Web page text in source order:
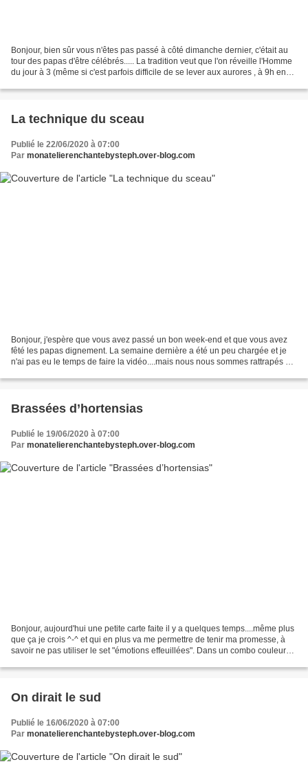
Bonjour, bien sûr vous n'êtes pas passé à côté dimanche dernier, c'était au
tour des papas d'être célébrés..... La tradition veut que l'on réveille l'Homme
du jour à 3 (même si c'est parfois difficile de se lever aux aurores , à 9h en
La technique du sceau
Publié le 22/06/2020 à 07:00
Par monatelierenchantebysteph.over-blog.com
Bonjour, j'espère que vous avez passé un bon week-end et que vous avez
fêté les papas dignement. La semaine dernière a été un peu chargée et je
n'ai pas eu le temps de faire la vidéo....mais nous nous sommes rattrapés et
Brassées d’hortensias
Publié le 19/06/2020 à 07:00
Par monatelierenchantebysteph.over-blog.com
Bonjour, aujourd'hui une petite carte faite il y a quelques temps....même plus
que ça je crois ^-^ et qui en plus va me permettre de tenir ma promesse, à
savoir ne pas utiliser le set "émotions effeuillées". Dans un combo couleur
On dirait le sud
Publié le 16/06/2020 à 07:00
Par monatelierenchantebysteph.over-blog.com